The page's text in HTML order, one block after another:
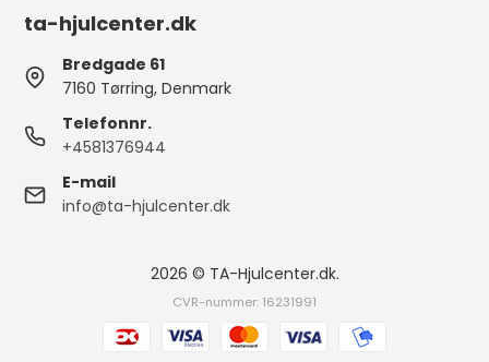
ta-hjulcenter.dk
Bredgade 61
7160 Tørring, Denmark
Telefonnr.
+4581376944
E-mail
info@ta-hjulcenter.dk
2026 © TA-Hjulcenter.dk.
CVR-nummer: 16231991